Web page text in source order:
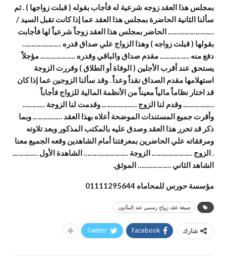
بمجلس هذا العقد زوجه شرعية له فأجاب بقوله ( قبلت زواجها ) . ثم
سألنا الثانية الحاضرة بمجلس هذا العقد عما إذا كانت تقبل السيد /
……………………. الحاضر بمجلس هذا العقد زوجاً شرعياً لها فأجابت
بقولها ( قبلت زواجه ) وهذا الزواج علي صداق قدره …………………
دفع منه ……………. مقدم صداق والباقي وقدره ………………. مؤجلاً
يستحق عند أقرب الأجلين ( الوفاة أو الطلاق ) وقررت الزوجة
استهلامها مقدم الصداق نقداً وعداً . وقد سألنا الزوجين عما إذا كان
قد اختار نظاماً مالياً معيناً من الأنظمة المالية للزواج فأجاباً
…………….. وقدم لنا الزوج ………………. وقدمت لنا الزوجة …………
وأقرت جميع المستندات الموضحة أعلاه بهذا العقد ……………. وبما
ذكر قد تحرر هذا العقد وصدق عليه بالمكتب المذكور وبعد تلاوته
ومرفقاته علي الحاضرين بمعرفتنا أمام الشاهدين وقعه الجميع معنا
. الزوج …………………. الزوجة …………………… الشاهدة الأول …………..
الشاهد الثاني ……………… الموثق.
مؤسسة حورس للمحاماه 01111295644
صيغة عقد زواج رسمي عند المأذون
شارك Facebook
Twitter